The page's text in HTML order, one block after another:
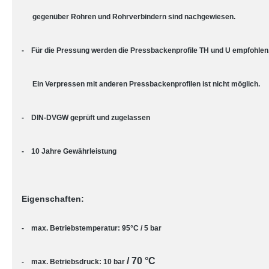
gegenüber Rohren und Rohrverbindern sind nachgewiesen.
- Für die Pressung werden die Pressbackenprofile TH und U
Ein Verpressen mit anderen Pressbackenprofilen ist nicht möglich.
- DIN-DVGW geprüft und zugelassen
- 10 Jahre Gewährleistung
Eigenschaften:
- max. Betriebstemperatur: 95°C / 5 bar
- max. Betriebsdruck: 10 bar / 70 °C